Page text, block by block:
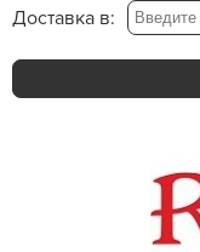
Доставка в: